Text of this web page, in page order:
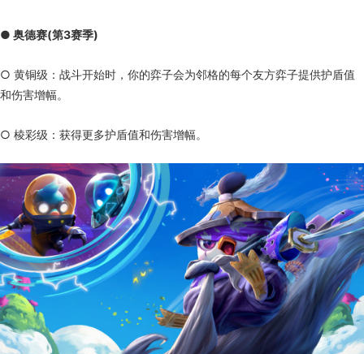
● 奥德赛(第3赛季)
○ 黄铜级：战斗开始时，你的弈子会为邻格的每个友方弈子提供护盾值
和伤害增幅。
○ 棱彩级：获得更多护盾值和伤害增幅。